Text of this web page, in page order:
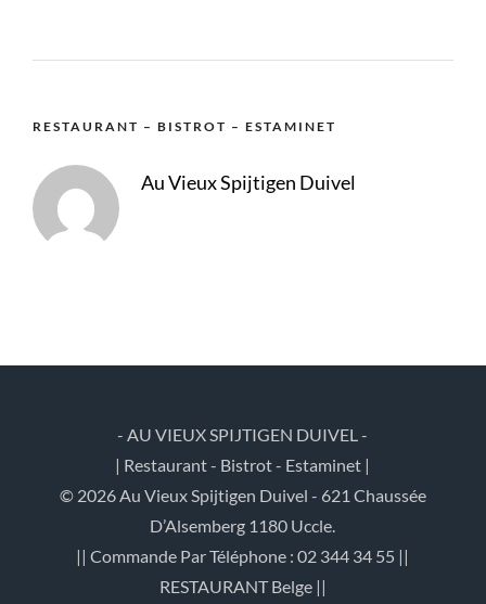
RESTAURANT – BISTROT – ESTAMINET
Au Vieux Spijtigen Duivel
- AU VIEUX SPIJTIGEN DUIVEL -
| Restaurant - Bistrot - Estaminet |
© 2026 Au Vieux Spijtigen Duivel - 621 Chaussée
D’Alsemberg 1180 Uccle.
|| Commande Par Téléphone : 02 344 34 55 ||
RESTAURANT Belge ||